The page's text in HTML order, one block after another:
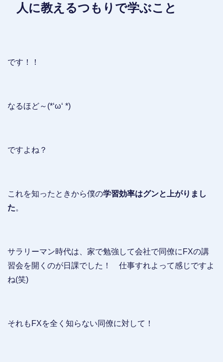
人に教えるつもりで学ぶこと
です！！
なるほど～(*‘ω‘ *)
ですよね？
これを知ったときから僕の学習効率はグンと上がりまし
た。
サラリーマン時代は、家で勉強して会社で同僚にFXの講
習会を開くのが日課でした！ 仕事すれよって感じですよ
ね(笑)
それもFXを全く知らない同僚に対して！